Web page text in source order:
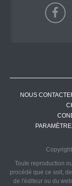
NOUS
Toute reproduction
procédé que ce soit,
de l'éditeur ou du